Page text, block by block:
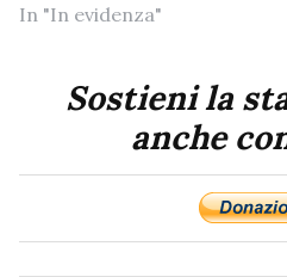
In "In evidenza"
Sostieni la
anche